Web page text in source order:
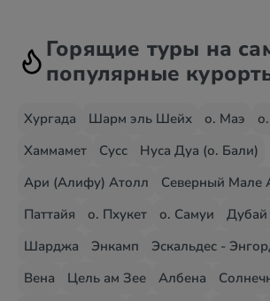
Горящие туры на
популярные
Хургада Шарм эль Шейх о. Маэ
Хаммамет
Сусс
Нуса Дуа (о. Бали)
Ари (Алифу) Атолл
Северный Мале
Паттайя
о. Пхукет о. Самуи Дубай
Шарджа
Энкамп Эскальдес -
Вена
Цель ам Зее Албена